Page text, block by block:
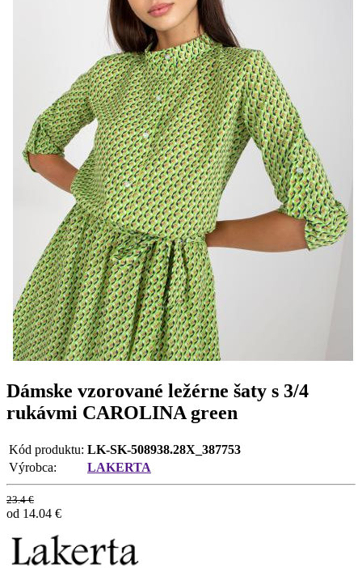
Dámske vzorované ležérne šaty s 3/4
rukávmi CAROLINA green
Kód produktu: LK-SK-508938.28X_387753
Výrobca:
LAKERTA
23.4 €
od 14.04 €